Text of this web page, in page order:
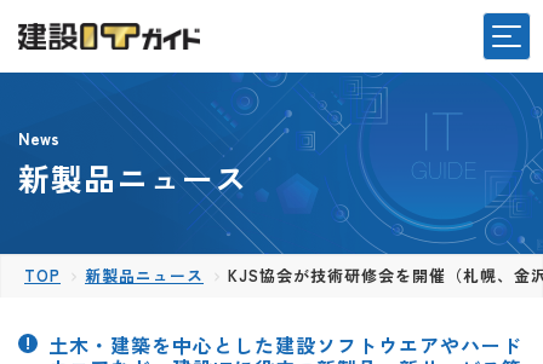
News
新製品ニュース
TOP 新製品ニュース KJS協会が技術研修会を開催（札幌、金
土木・建築を中心とした建設ソフトウエアやハード